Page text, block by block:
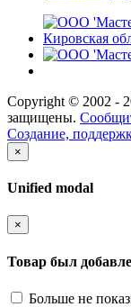
Copyright © 2002 -
защищены.
Создание,
×
Unified modal
×
Товар был
Больше не